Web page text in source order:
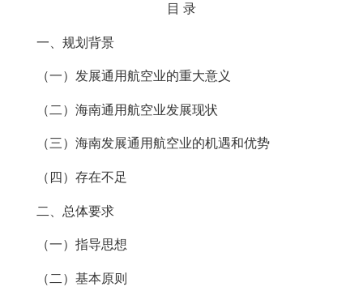
目 录
一、规划背景
（一）发展通用航空业的重大意义
（二）海南通用航空业发展现状
（三）海南发展通用航空业的机遇和优势
（四）存在不足
二、总体要求
（一）指导思想
（二）基本原则